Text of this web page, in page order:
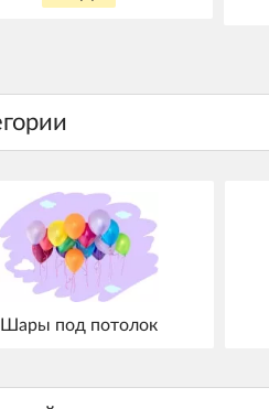
Шары под потолок